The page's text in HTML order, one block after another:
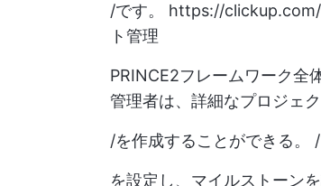
/です。 https://
ト管理
PRINCE2フレームワーク全
管理者は、詳細なプロジェ
/を作成することができる
を設定し、マイルストーン